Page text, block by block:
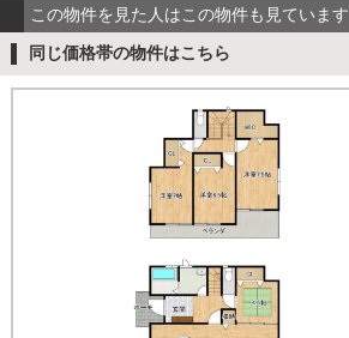
この物件を見た人はこの物件も見ています
同じ価格帯の物件はこちら